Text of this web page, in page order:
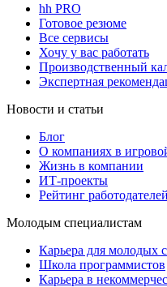
hh PRO
Готовое резюме
Все сервисы
Хочу у вас работать
Производственный
Экспертная
Новости и статьи
Блог
О компаниях в
Жизнь в компании
ИТ-проекты
Рейтинг
Молодым специалистам
Карьера для молодых
Школа программистов
Карьера в